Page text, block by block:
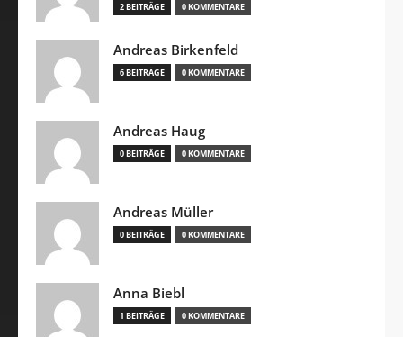
2 BEITRÄGE 0 KOMMENTARE
Andreas Birkenfeld
6 BEITRÄGE 0 KOMMENTARE
Andreas Haug
0 BEITRÄGE 0 KOMMENTARE
Andreas Müller
0 BEITRÄGE 0 KOMMENTARE
Anna Biebl
1 BEITRÄGE 0 KOMMENTARE